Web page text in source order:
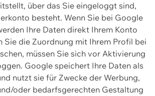
über das Sie eingeloggt sind,
besteht. Wenn Sie bei Google
Ihre Daten direkt Ihrem Konto
Sie die Zuordnung mit Ihrem Profil bei
müssen Sie sich vor Aktivierung
Google speichert Ihre Daten als
nutzt sie für Zwecke der Werbung,
oder bedarfsgerechten Gestaltung